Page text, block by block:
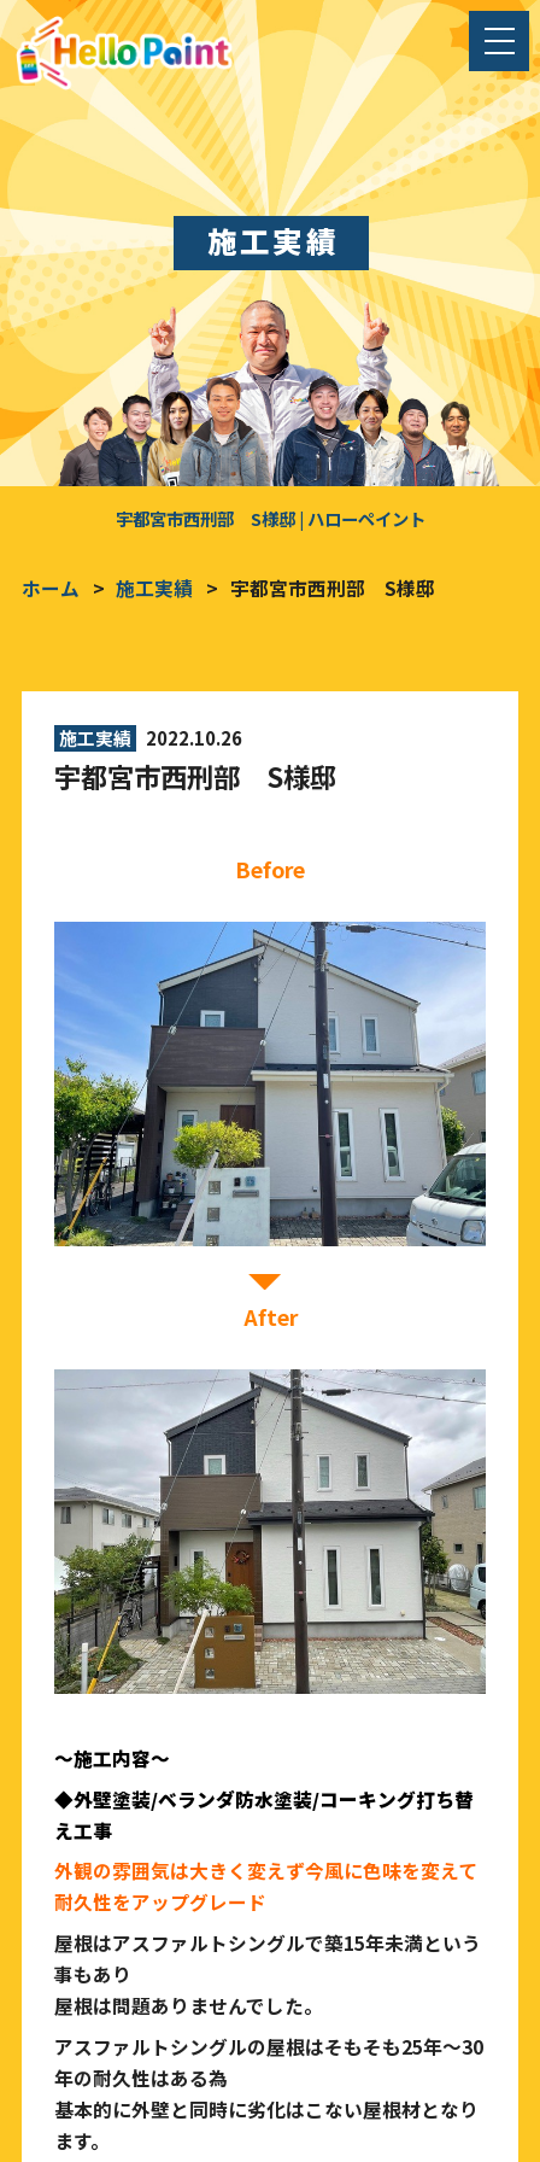
施工実績
宇都宮市西刑部 S様邸 | ハローペイント
ホーム 施工実績 宇都宮市西刑部 S様邸
施工実績 2022.10.26
宇都宮市西刑部 S様邸
Before
After
〜施工内容〜
◆外壁塗装/ベランダ防水塗装/コーキング打ち替
え工事
外観の雰囲気は大きく変えず今風に色味を変えて
耐久性をアップグレード
屋根はアスファルトシングルで築15年未満という
事もあり
屋根は問題ありませんでした。
アスファルトシングルの屋根はそもそも25年〜30
年の耐久性はある為
基本的に外壁と同時に劣化はこない屋根材となり
ます。